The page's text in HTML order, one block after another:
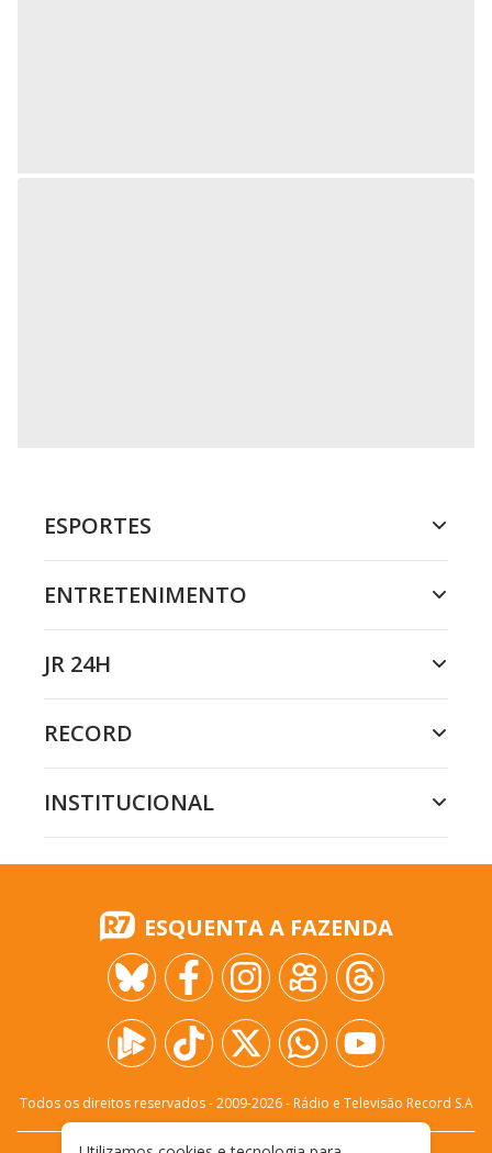
ESPORTES
ENTRETENIMENTO
JR 24H
RECORD
INSTITUCIONAL
ESQUENTA A FAZENDA
Todos os direitos reservados - 2009-2026- Rádio e Televisão Record S.A